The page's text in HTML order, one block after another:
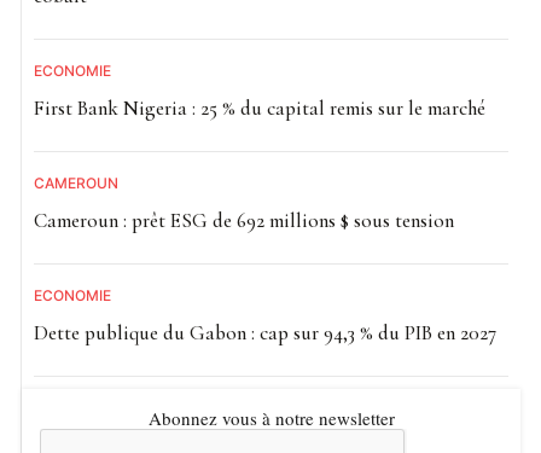
ECONOMIE
First Bank Nigeria : 25 % du capital remis sur le marché
CAMEROUN
Cameroun : prêt ESG de 692 millions $ sous tension
ECONOMIE
Dette publique du Gabon : cap sur 94,3 % du PIB en 2027
Abonnez vous à notre newsletter